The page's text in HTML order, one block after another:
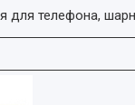
для телефона,